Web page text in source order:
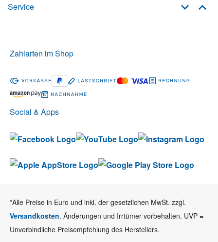
Service
Social & Apps
Zahlarten im Shop
*Alle Preise in Euro und inkl. der gesetzlichen MwSt. zzgl.
Versandkosten. Änderungen und Irrtümer vorbehalten. UVP =
Unverbindliche Preisempfehlung des Herstellers.